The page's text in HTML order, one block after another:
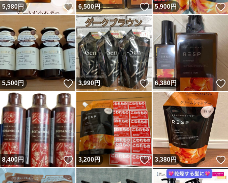
5,980円 いいね！
6,500円 いいね！
5,900円
5,500円 いいね！
3,990円 いいね！
6,380円
8,400円 いいね！
3,200円 いいね！
3,380円